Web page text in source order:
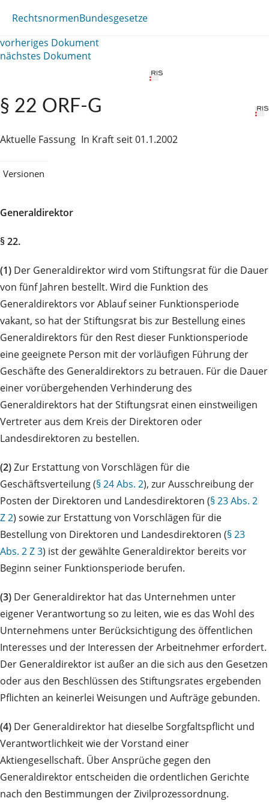
RechtsnormenBundesgesetze
vorheriges Dokument
nächstes Dokument
§ 22 ORF-G
Aktuelle Fassung In Kraft seit 01.1.2002
Versionen
Generaldirektor
§ 22.
(1) Der Generaldirektor wird vom Stiftungsrat für die Dauer
von fünf Jahren bestellt. Wird die Funktion des
Generaldirektors vor Ablauf seiner Funktionsperiode
vakant, so hat der Stiftungsrat bis zur Bestellung eines
Generaldirektors für den Rest dieser Funktionsperiode
eine geeignete Person mit der vorläufigen Führung der
Geschäfte des Generaldirektors zu betrauen. Für die Dauer
einer vorübergehenden Verhinderung des
Generaldirektors hat der Stiftungsrat einen einstweiligen
Vertreter aus dem Kreis der Direktoren oder
Landesdirektoren zu bestellen.
(2)Zur Erstattung von Vorschlägen für die
Geschäftsverteilung (§ 24 Abs. 2), zur Ausschreibung der
Posten der Direktoren und Landesdirektoren (§ 23 Abs. 2
Z 2) sowie zur Erstattung von Vorschlägen für die
Bestellung von Direktoren und Landesdirektoren (§ 23
Abs. 2 Z 3) ist der gewählte Generaldirektor bereits vor
Beginn seiner Funktionsperiode berufen.
(3) Der Generaldirektor hat das Unternehmen unter
eigener Verantwortung so zu leiten, wie es das Wohl des
Unternehmens unter Berücksichtigung des öffentlichen
Interesses und der Interessen der Arbeitnehmer erfordert.
Der Generaldirektor ist außer an die sich aus den Gesetzen
oder aus den Beschlüssen des Stiftungsrates ergebenden
Pflichten an keinerlei Weisungen und Aufträge gebunden.
(4) Der Generaldirektor hat dieselbe Sorgfaltspflicht und
Verantwortlichkeit wie der Vorstand einer
Aktiengesellschaft. Über Ansprüche gegen den
Generaldirektor entscheiden die ordentlichen Gerichte
nach den Bestimmungen der Zivilprozessordnung.